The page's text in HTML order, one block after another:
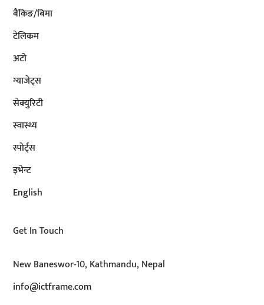
बैंकिङ/बिमा
टेलिकम
अटाे
ग्याजेट्स
सेक्युरिटी
स्वास्थ्य
स्पोर्ट्स
इभेन्ट
English
Get In Touch
New Baneswor-10, Kathmandu, Nepal
info@ictframe.com